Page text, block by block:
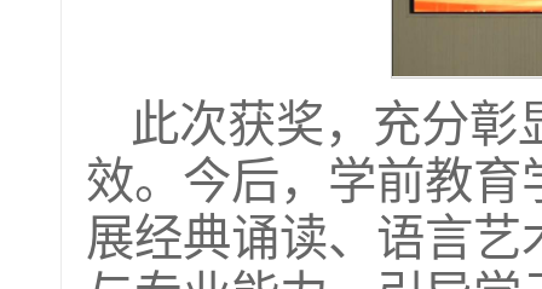
此次获奖，充分彰
效。今后，学前教
展经典诵读、语言